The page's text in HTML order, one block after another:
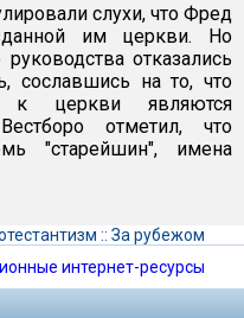
слухи, что Фред
им церкви. Но
отказались
сославшись на то, что
к церкви являются
отметил, что
"старейшин", имена
:: За рубежом
интернет-ресурсы